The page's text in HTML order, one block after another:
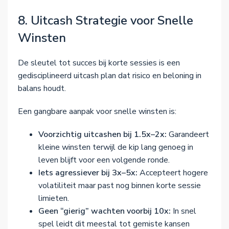
8. Uitcash Strategie voor Snelle
Winsten
De sleutel tot succes bij korte sessies is een
gedisciplineerd uitcash plan dat risico en beloning in
balans houdt.
Een gangbare aanpak voor snelle winsten is:
Voorzichtig uitcashen bij 1.5x–2x: Garandeert
kleine winsten terwijl de kip lang genoeg in
leven blijft voor een volgende ronde.
Iets agressiever bij 3x–5x: Accepteert hogere
volatiliteit maar past nog binnen korte sessie
limieten.
Geen “gierig” wachten voorbij 10x: In snel
spel leidt dit meestal tot gemiste kansen